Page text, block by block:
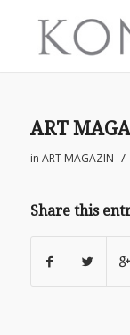
ART
in ART MAGAZIN /
Share this